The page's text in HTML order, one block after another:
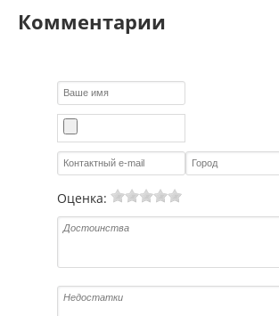
Комментарии
Оценка: